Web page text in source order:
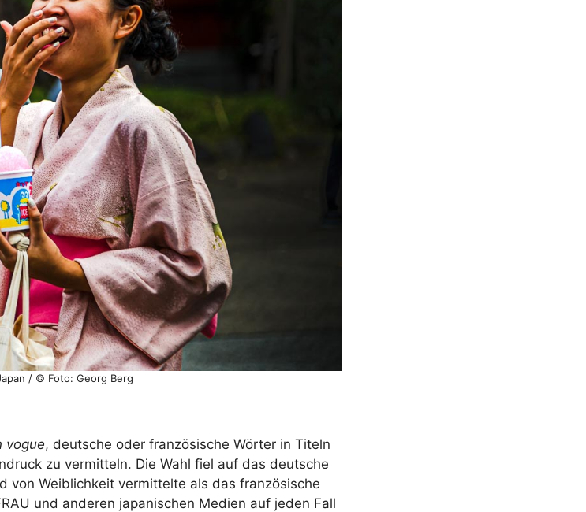
/ © Foto: Georg Berg
vogue, deutsche oder französische Wörter in Titeln
zu vermitteln. Die Wahl fiel auf das deutsche
von Weiblichkeit vermittelte als das französische
und anderen japanischen Medien auf jeden Fall